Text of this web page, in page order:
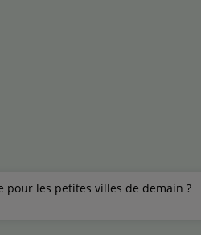
pour les petites villes de demain ?